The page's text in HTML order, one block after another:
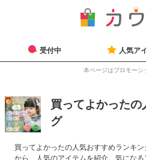
受付中 人気ア
本ページはプロモーシ
買ってよかった
グ
買ってよかったの人気おすすめランキ
から、人気のアイテムを紹介。気にな